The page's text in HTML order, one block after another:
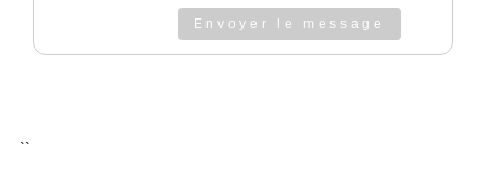
Envoyer le message
``